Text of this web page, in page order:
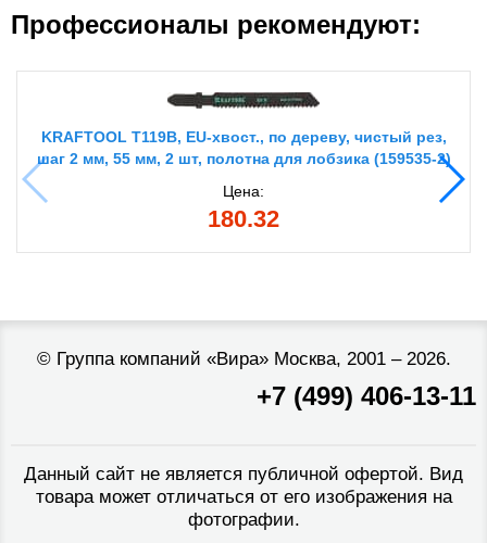
Профессионалы рекомендуют:
KRAFTOOL T119B, EU-хвост., по дереву, чистый рез,
шаг 2 мм, 55 мм, 2 шт, полотна для лобзика (159535-2)
Цена:
180.32
© Группа компаний «Вира»Москва, 2001 – 2026.
+7 (499) 406-13-11
Данный сайт не является публичной офертой. Вид
товара может отличаться от его изображения на
фотографии.